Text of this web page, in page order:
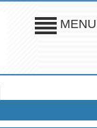
MENU